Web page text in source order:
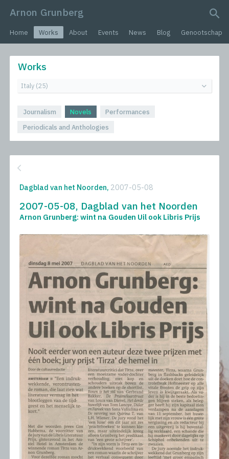
Arnon Grunberg
Home Works About Events News Blog Genootschap
Works
Journalism Novels
Performances
Periodicals and Anthologies
Dagblad van het Noorden, 2007-05-08
2007-05-08, Dagblad van het Noorden
Arnon Grunberg: wint na Gouden Uil ook Libris Prijs